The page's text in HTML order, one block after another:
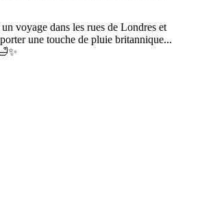
voyage dans les rues de Londres et
une touche de pluie britannique...